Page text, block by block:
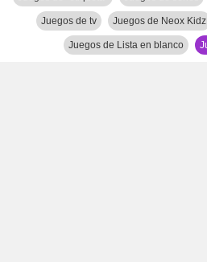
Juegos de tv Juegos de Neox Kidz
Juegos de Lista en blanco